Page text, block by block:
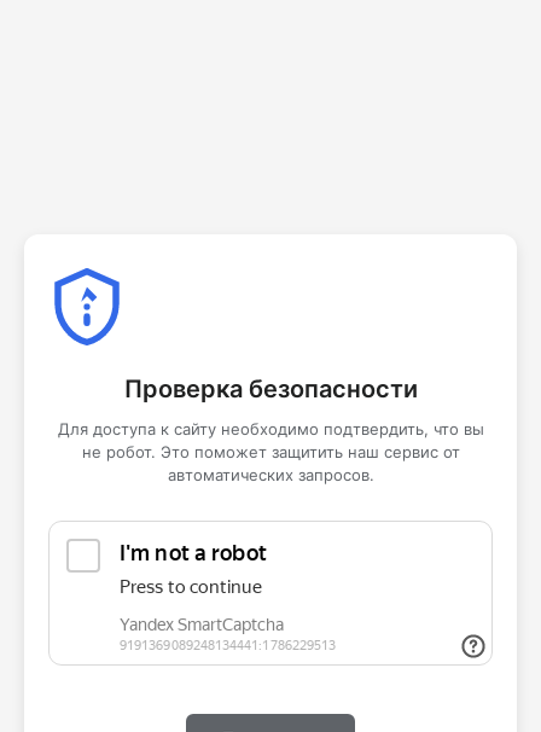
Проверка безопасности
Для доступа к сайту необходимо подтвердить, что вы
не робот. Это поможет защитить наш сервис от
автоматических запросов.